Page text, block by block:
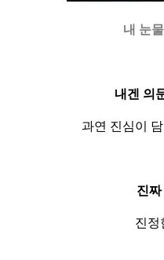
내 눈
내겐 의
과연 진심이
진
진정